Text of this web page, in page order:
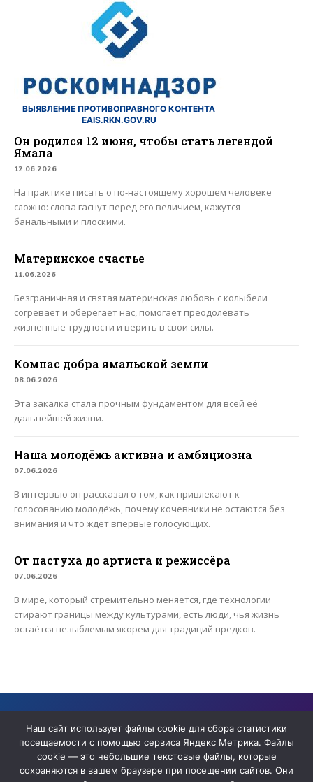
ВЫЯВЛЕНИЕ ПРОТИВОПРАВНОГО КОНТЕНТА
EAIS.RKN.GOV.RU
Он родился 12 июня, чтобы стать легендой
Ямала
12.06.2026
На практике писать о по-настоящему хорошем человеке
сложно: слова гаснут перед его величием, кажутся
банальными и плоскими.
Материнское счастье
11.06.2026
Безграничная и святая материнская любовь с колыбели
согревает и оберегает нас, помогает преодолевать
жизненные трудности и верить в свои силы.
Компас добра ямальской земли
08.06.2026
Эта закалка стала прочным фундаментом для всей её
дальнейшей жизни.
Наша молодёжь активна и амбициозна
07.06.2026
В интервью он рассказал о том, как привлекают к
голосованию молодёжь, почему кочевники не остаются без
внимания и что ждёт впервые голосующих.
От пастуха до артиста и режиссёра
07.06.2026
В мире, который стремительно меняется, где технологии
стирают границы между культурами, есть люди, чья жизнь
остаётся незыблемым якорем для традиций предков.
прекратившего деятельность в качестве СМИ
Наш сайт использует файлы cookie для сбора статистики
посещаемости с помощью сервиса Яндекс Метрика. Файлы
cookie — это небольшие текстовые файлы, которые
сохраняются в вашем браузере при посещении сайтов. Они